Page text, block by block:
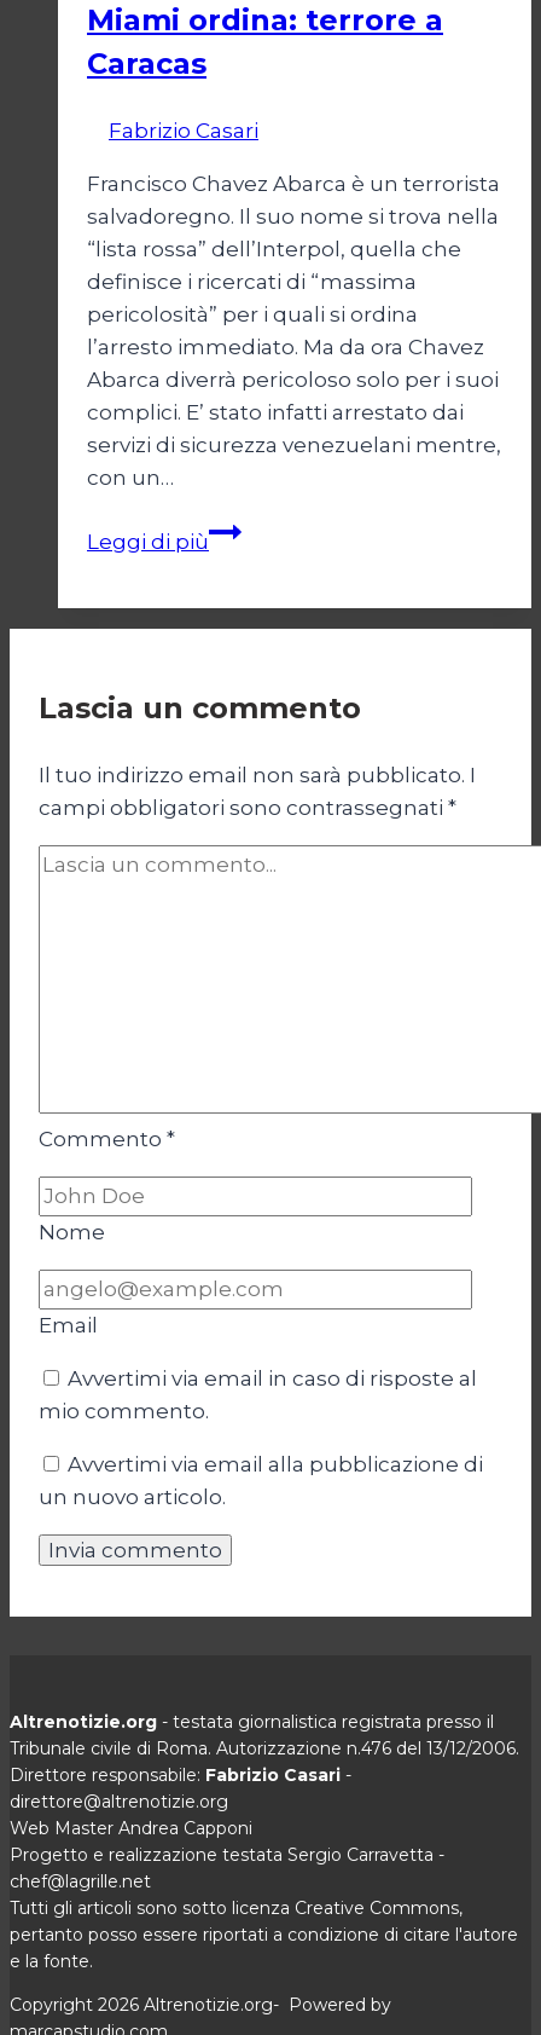
Miami ordina: terrore a
Caracas
Fabrizio Casari
Francisco Chavez Abarca è un terrorista
salvadoregno. Il suo nome si trova nella
“lista rossa” dell’Interpol, quella che
definisce i ricercati di “massima
pericolosità” per i quali si ordina
l’arresto immediato. Ma da ora Chavez
Abarca diverrà pericoloso solo per i suoi
complici. E’ stato infatti arrestato dai
servizi di sicurezza venezuelani mentre,
con un…
Leggi di piùMiami
a
Lascia un commento
Il tuo indirizzo email non sarà pubblicato. I
campi obbligatori sono contrassegnati *
Commento *
Nome
Email
Avvertimi via email in caso di risposte al
mio commento.
Avvertimi via email alla pubblicazione di
un nuovo articolo.
Altrenotizie.org - testata giornalistica registrata presso il
Tribunale civile di Roma. Autorizzazione n.476 del 13/12/2006.
Direttore responsabile: Fabrizio Casari -
direttore@altrenotizie.org
Web Master Andrea Capponi
Progetto e realizzazione testata Sergio Carravetta -
chef@lagrille.net
Tutti gli articoli sono sotto licenza Creative Commons,
pertanto posso essere riportati a condizione di citare l'autore
e la fonte.
Copyright 2026 Altrenotizie.org- Powered by